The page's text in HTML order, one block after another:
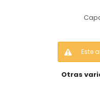
Este
Otras